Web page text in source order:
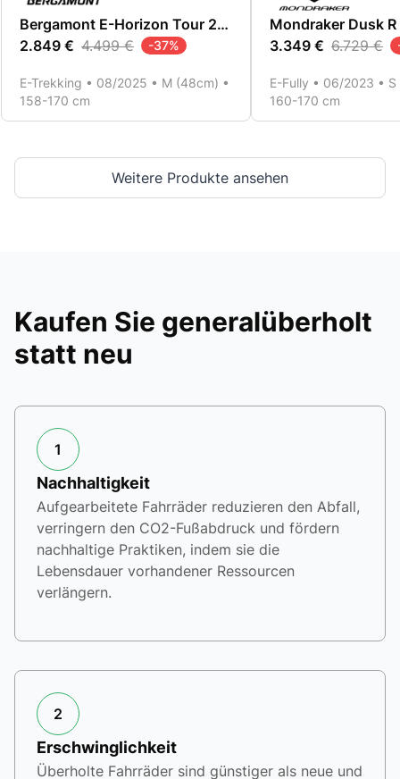
Bergamont E-Horizon Tour 20 Belt Wave
2.849 € 4.499 € -37%
E-Trekking • 08/2025 • M (48cm) •
158-170 cm
Mondraker Dusk R
3.349 € 6.729 €
E-Fully • 06/2023 •
160-170 cm
Weitere Produkte ansehen
Kaufen Sie generalüberholt
statt neu
1
Nachhaltigkeit
Aufgearbeitete Fahrräder reduzieren den Abfall,
verringern den CO2-Fußabdruck und fördern
nachhaltige Praktiken, indem sie die
Lebensdauer vorhandener Ressourcen
verlängern.
2
Erschwinglichkeit
Überholte Fahrräder sind günstiger als neue und